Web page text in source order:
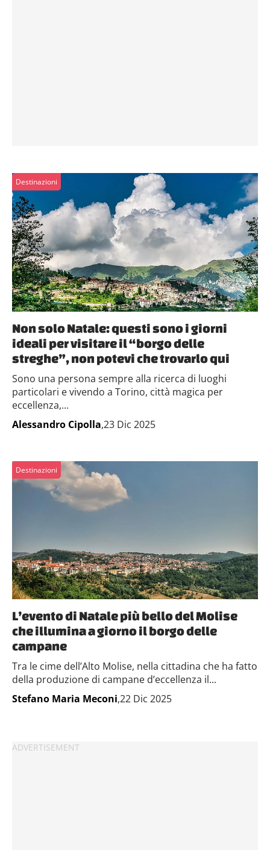
Destinazioni
Non solo Natale: questi sono i giorni
ideali per visitare il “borgo delle
streghe”, non potevi che trovarlo qui
Sono una persona sempre alla ricerca di luoghi
particolari e vivendo a Torino, città magica per
eccellenza,...
Alessandro Cipolla,23 Dic 2025
Destinazioni
L’evento di Natale più bello del Molise
che illumina a giorno il borgo delle
campane
Tra le cime dell’Alto Molise, nella cittadina che ha fatto
della produzione di campane d’eccellenza il...
Stefano Maria Meconi,22 Dic 2025